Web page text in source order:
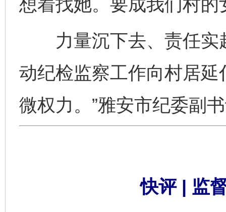
想着找她。要成我们村的
力量沉下去、责任实
动纪检监察工作向村居
微权力。”雅安市纪委副
快评 | 监